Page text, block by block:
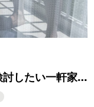
したい一軒家